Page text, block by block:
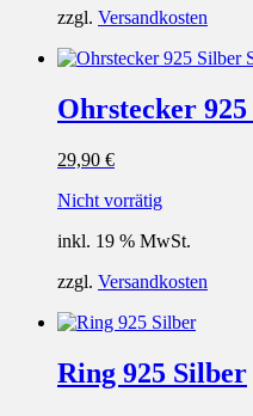
zzgl. Versandkosten
Ohrstecker
29,90 €
Nicht vorrätig
inkl. 19 % MwSt.
zzgl. Versandkosten
Ring 925 Silber